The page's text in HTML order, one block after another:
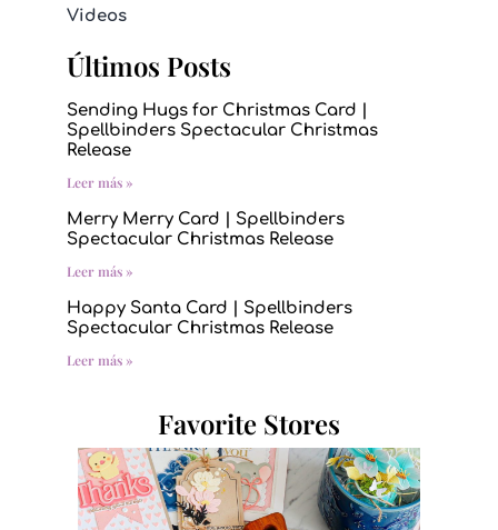
Videos
Últimos Posts
Sending Hugs for Christmas Card |
Spellbinders Spectacular Christmas
Release
Leer más »
Merry Merry Card | Spellbinders
Spectacular Christmas Release
Leer más »
Happy Santa Card | Spellbinders
Spectacular Christmas Release
Leer más »
Favorite Stores